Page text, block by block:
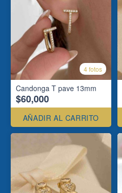
4 fotos
Candonga T pave 13mm
$60,000
AÑADIR AL CARRITO